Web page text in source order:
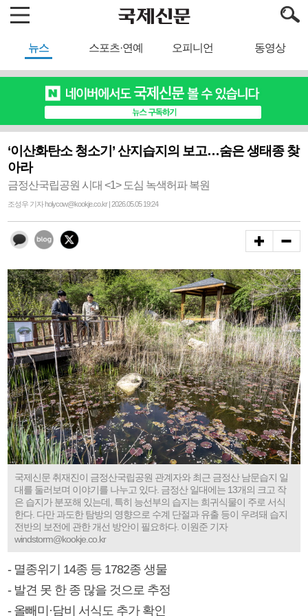
뉴스 스포츠·연예 오피니언 동영상
‘이산화탄소 청소기’ 산지습지의 보고…숨은 생태종 찾
아라
금정산국립공원 시대 <1> 도심 녹색허파 복원
조성우 기자 holycow@kookje.co.kr | 2026.05.05 19:24
국제신문 취재진이 금정산국립공원 관계자와 최근 금정산 남문습지 일
대를 둘러보며 이야기를 나누고 있다. 금정산 일대에는 13개의 크고 작
은 습지가 분포해 있는데, 특히 능선부의 습지는 희귀식물이 주로 서식
한다. 다만 과도한 탐방의 영향으로 수계 단절과 유출 등이 우려돼 습지
전반의 보전에 관한 개선 방안이 필요하다. 이원준 기자
windstorm@kookje.co.kr
- 멸종위기 14종 등 1782종 생물
- 발견 못 한 종 많을 것으로 추정
- 올빼미·담비 서식도 추가 확인